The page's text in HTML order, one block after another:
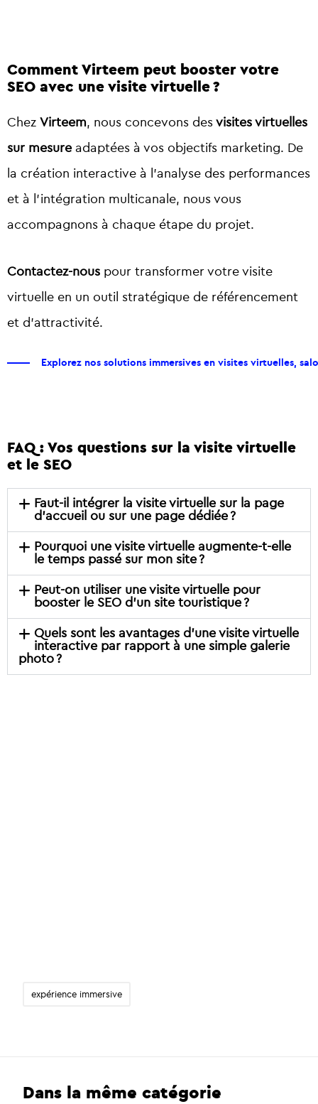
Comment Virteem peut booster votre
SEO avec une visite virtuelle ?
Chez Virteem, nous concevons desvisites virtuelles
sur mesure adaptées à vos objectifs marketing. De
la création interactive à l’analyse des performances
et à l’intégration multicanale, nous vous
accompagnons à chaque étape du projet.
Contactez-nous pour transformer votre visite
virtuelle en un outil stratégique de référencement
et d’attractivité.
Explorez nos solutions immersives en visites virtuelles,
FAQ : Vos questions sur la visite virtuelle
et le SEO
Faut-il intégrer la visite virtuelle sur la page
d’accueil ou sur une page dédiée ?
Pourquoi une visite virtuelle augmente-t-elle
le temps passé sur mon site ?
Peut-on utiliser une visite virtuelle pour
booster le SEO d’un site touristique ?
Quels sont les avantages d’une visite virtuelle
interactive par rapport à une simple galerie
photo ?
expérience immersive
Dans la même catégorie